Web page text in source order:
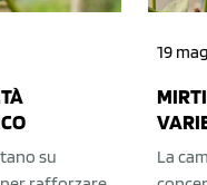
su
19
La